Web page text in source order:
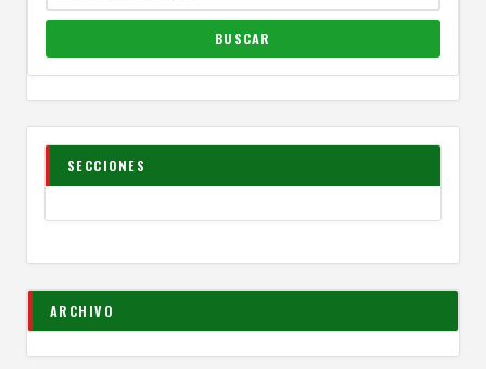
SECCIONES
ARCHIVO